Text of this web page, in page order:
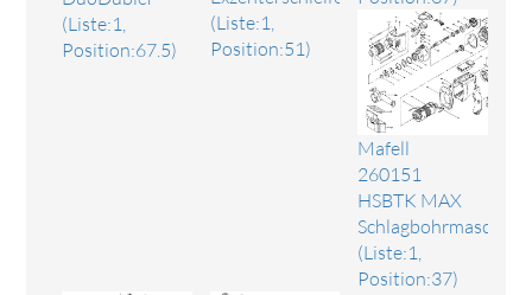
(Liste:1,
Position:67.5)
(Liste:1,
Position:51)
Mafell
260151
HSBTK MAX
Schlagbohrmaschine
(Liste:1,
Position:37)